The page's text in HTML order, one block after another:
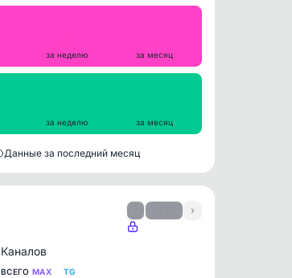
за неделю за месяц
за неделю за месяц
Данные за последний месяц
›
Каналов
ВСЕГО MAX TG